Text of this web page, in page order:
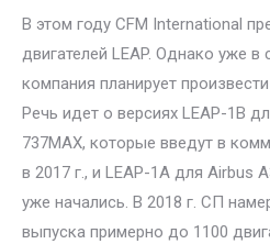
В этом году CFM International
двигателей LEAP. Однако уже
компания планирует
Речь идет о версиях LEAP-1B
737MAX, которые введут в
в 2017 г., и LEAP-1A для Airbus
уже начались. В 2018 г. СП
выпуска примерно до 1100